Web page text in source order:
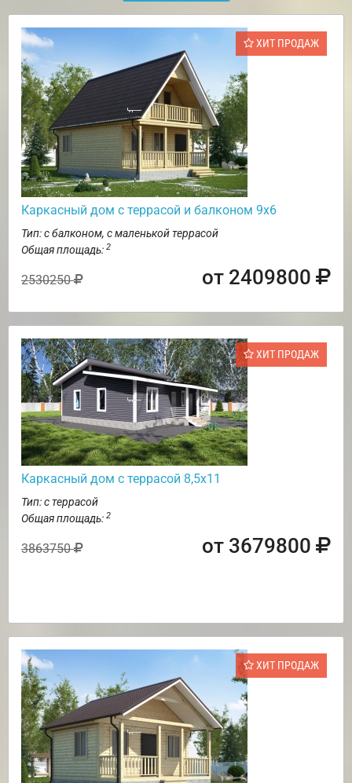
ХИТ ПРОДАЖ
Каркасный дом с террасой и балконом 9х6
Тип: с балконом, с маленькой террасой
Общая площадь: 2
2530250 от 2409800
ХИТ ПРОДАЖ
Каркасный дом с террасой 8,5х11
Тип: с террасой
Общая площадь: 2
3863750 от 3679800
ХИТ ПРОДАЖ